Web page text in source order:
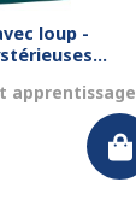
loup -
apprentissage